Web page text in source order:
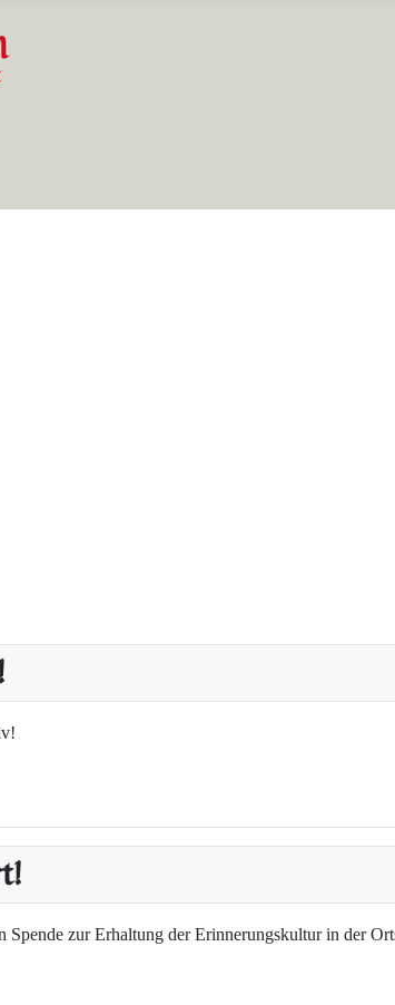
zur Erhaltung der Erinnerungskultur in der